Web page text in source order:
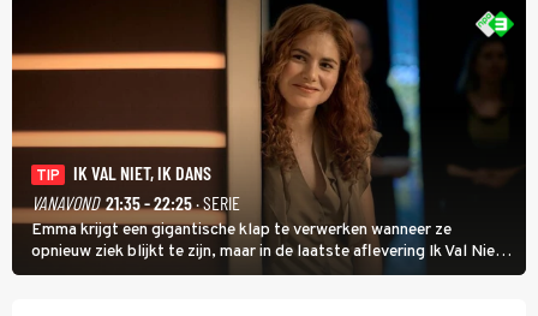
TIP
IK VAL NIET, IK DANS
VANAVOND 21:35 - 22:25· SERIE
Emma krijgt een gigantische klap te verwerken wanneer ze
opnieuw ziek blijkt te zijn, maar in de laatste aflevering Ik Val Niet,
Ik Dans laat ze zien dat ze niet van plan is op te geven, zelfs als ze